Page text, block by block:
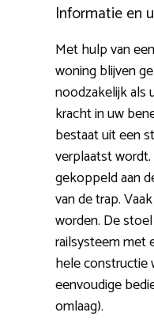
Informatie en
Met hulp van
woning blijven
noodzakelijk als
kracht in uw
bestaat uit een
verplaatst
gekoppeld aan
van de trap.
worden. De
railsysteem met
hele
eenvoudige
omlaag).